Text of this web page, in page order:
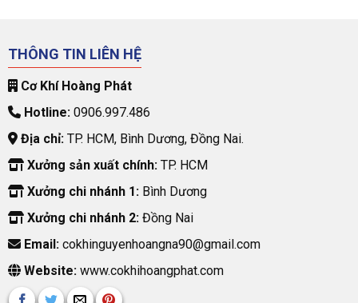
THÔNG TIN LIÊN HỆ
Cơ Khí Hoàng Phát
Hotline:0906.997.486
Địa chỉ:TP. HCM, Bình Dương, Đồng Nai.
Xưởng sản xuất chính:TP. HCM
Xưởng chi nhánh 1:Bình Dương
Xưởng chi nhánh 2:Đồng Nai
Email:cokhinguyenhoangna90@gmail.com
Website:www.cokhihoangphat.com